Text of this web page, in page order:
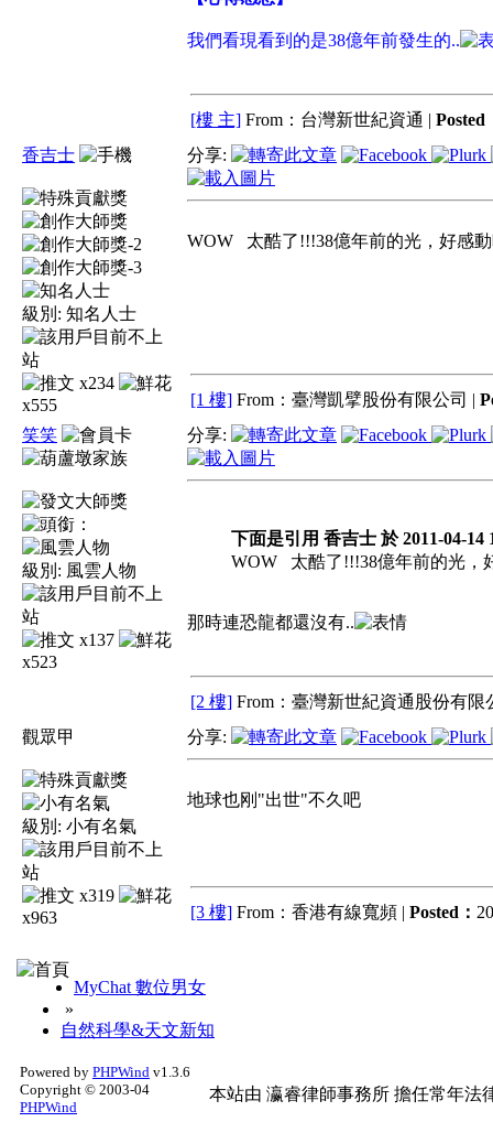
我們看現看到的是38億年前發生的..
[樓 主] From：台灣新世紀資通 | Posted
香吉士
級別: 知名人士
x234
x555
分享:
WOW 太酷了!!!38億年前的光，好感
[1 樓] From：臺灣凱擘股份有限公司 |
笑笑
級別: 風雲人物
x137
x523
分享:
下面是引用 香吉士 於 2011-04-14
WOW 太酷了!!!38億年前的光，
那時連恐龍都還沒有..
[2 樓] From：臺灣新世紀資通股份有限
觀眾甲
級別: 小有名氣
x319
x963
分享:
地球也刚"出世"不久吧
[3 樓] From：香港有線寬頻 | Posted：
MyChat 數位男女
»
自然科學&天文新知
Powered by PHPWind v1.3.6
Copyright © 2003-04
PHPWind
本站由 瀛睿律師事務所 擔任常年法